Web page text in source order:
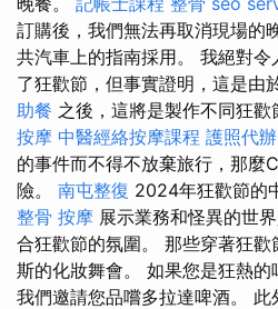
訂購後，我們無法再取消現場的
共汽車上的指南採用。 我絕對
了狂歡節，但事實證明，這是由
助餐 之後，這將是製作不同狂歡
按摩 中醫經絡按摩課程 護照代辦
的事件而不得不放棄旅行，那麼
險。 南屯整復 2024年狂歡節的
整骨 按摩 展示業務和怪異的世
合狂歡節的氛圍。 那些穿著狂
斯的化妝舞會。 如果您是狂熱的
我們邀請您品嚐多拉達啤酒。